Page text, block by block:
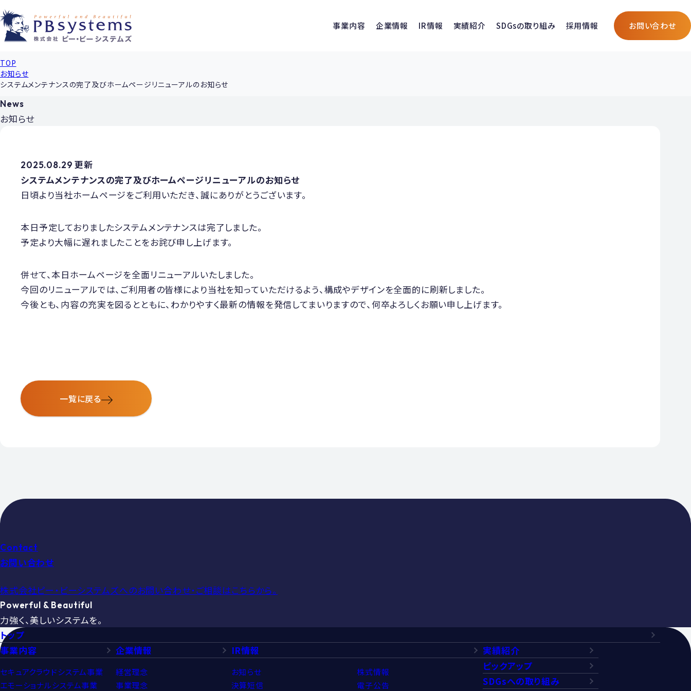
事業内容 企業情報 IR情報 実績紹介 SDGsの取り組み 採用情報 お問い合わせ
TOP
お知らせ
システムメンテナンスの完了及びホームページリニューアルのお知らせ
News
お知らせ
2025.08.29 更新
システムメンテナンスの完了及びホームページリニューアルのお知らせ
日頃より当社ホームページをご利用いただき、誠にありがとうございます。
本日予定しておりましたシステムメンテナンスは完了しました。
予定より大幅に遅れましたことをお詫び申し上げます。
併せて、本日ホームページを全面リニューアルいたしました。
今回のリニューアルでは、ご利用者の皆様により当社を知っていただけるよう、構成やデザインを全面的に刷新しました。
今後とも、内容の充実を図るとともに、わかりやすく最新の情報を発信してまいりますので、何卒よろしくお願い申し上げます。
一覧に戻る
Contact
お問い合わせ
株式会社ピー・ビーシステムズへのお問い合わせ・ご相談はこちらから。
Powerful & Beautiful
力強く、美しいシステムを。
トップ
事業内容
セキュアクラウドシステム事業
エモーショナルシステム事業
企業情報
経営理念
事業理念
IR情報
お知らせ
決算短信
株式情報
電子公告
実績紹介
ピックアップ
SDGsへの取り組み